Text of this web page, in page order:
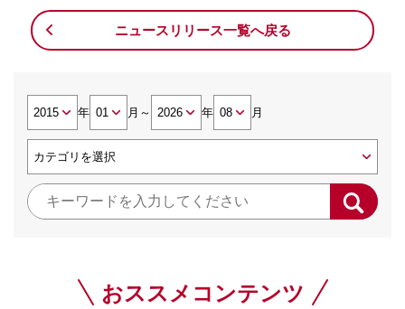
ニュースリリース一覧へ戻る
年 月 ～ 年 月
おススメコンテンツ